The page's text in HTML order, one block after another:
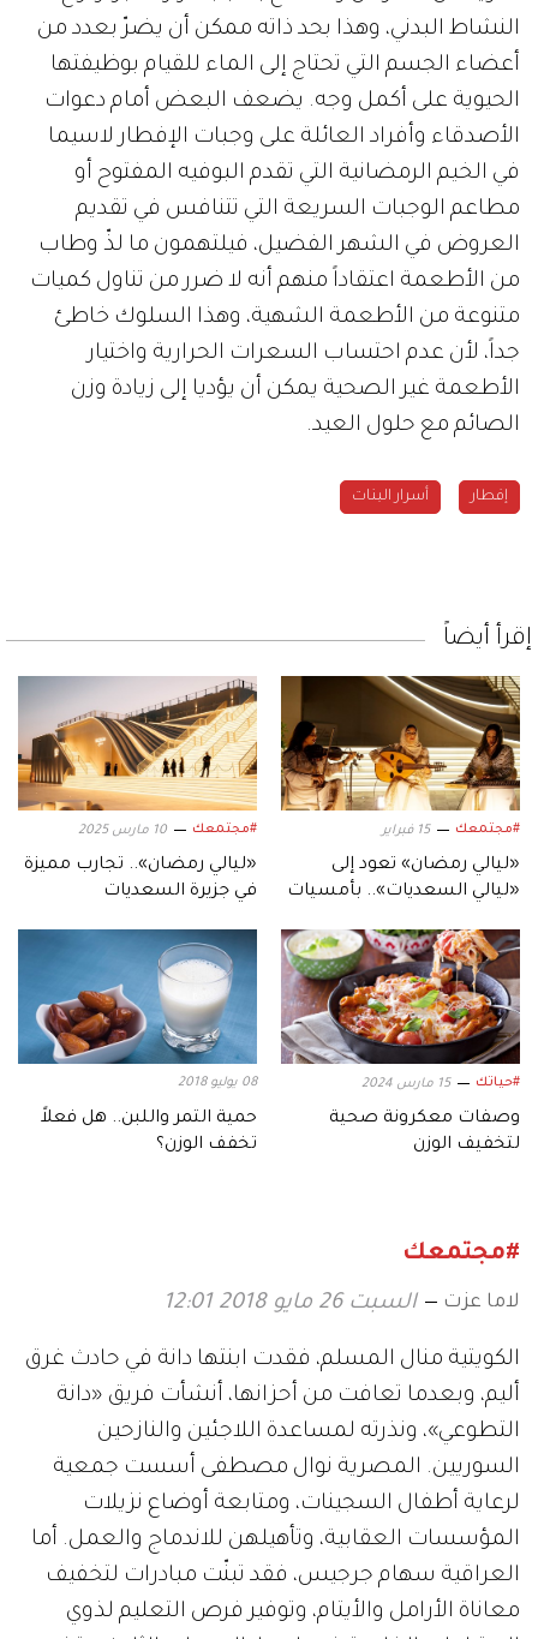
النشاط البدني، وهذا بحد ذاته ممكن أن يضرّ بعدد من
أعضاء الجسم التي تحتاج إلى الماء للقيام بوظيفتها
الحيوية على أكمل وجه. يضعف البعض أمام دعوات
الأصدقاء وأفراد العائلة على وجبات الإفطار لاسيما
في الخيم الرمضانية التي تقدم البوفيه المفتوح أو
مطاعم الوجبات السريعة التي تتنافس في تقديم
العروض في الشهر الفضيل، فيلتهمون ما لذّ وطاب
من الأطعمة اعتقاداً منهم أنه لا ضرر من تناول كميات
متنوعة من الأطعمة الشهية، وهذا السلوك خاطئ
جداً، لأن عدم احتساب السعرات الحرارية واختيار
الأطعمة غير الصحية يمكن أن يؤديا إلى زيادة وزن
الصائم مع حلول العيد.
إفطار أسرار البنات
إقرأ أيضاً
#مجتمعك 15 فبراير
«ليالي رمضان» تعود إلى
«ليالي السعديات».. بأمسيات
#مجتمعك 10 مارس 2025
«ليالي رمضان».. تجارب مميزة
في جزيرة السعديات
#حياتك 15 مارس 2024
وصفات معكرونة صحية
لتخفيف الوزن
08 يوليو 2018
حمية التمر واللبن.. هل فعلاً
تخفف الوزن؟
#مجتمعك
لاما عزت السبت 26 مايو 2018 12:01
الكويتية منال المسلم، فقدت ابنتها دانة في حادث غرق
أليم، وبعدما تعافت من أحزانها، أنشأت فريق «دانة
التطوعي»، ونذرته لمساعدة اللاجئين والنازحين
السوريين. المصرية نوال مصطفى أسست جمعية
لرعاية أطفال السجينات، ومتابعة أوضاع نزيلات
المؤسسات العقابية، وتأهيلهن للاندماج والعمل. أما
العراقية سهام جرجيس، فقد تبنّت مبادرات لتخفيف
معاناة الأرامل والأيتام، وتوفير فرص التعليم لذوي